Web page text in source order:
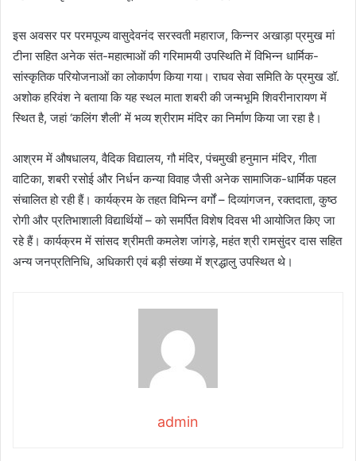
इस अवसर पर परमपूज्य वासुदेवनंद सरस्वती महाराज, किन्नर अखाड़ा प्रमुख मां
टीना सहित अनेक संत-महात्माओं की गरिमामयी उपस्थिति में विभिन्न धार्मिक-
सांस्कृतिक परियोजनाओं का लोकार्पण किया गया। राघव सेवा समिति के प्रमुख डॉ.
अशोक हरिवंश ने बताया कि यह स्थल माता शबरी की जन्मभूमि शिवरीनारायण में
स्थित है, जहां ‘कलिंग शैली’ में भव्य श्रीराम मंदिर का निर्माण किया जा रहा है।
आश्रम में औषधालय, वैदिक विद्यालय, गौ मंदिर, पंचमुखी हनुमान मंदिर, गीता
वाटिका, शबरी रसोई और निर्धन कन्या विवाह जैसी अनेक सामाजिक-धार्मिक पहल
संचालित हो रही हैं। कार्यक्रम के तहत विभिन्न वर्गों – दिव्यांगजन, रक्तदाता, कुष्ठ
रोगी और प्रतिभाशाली विद्यार्थियों – को समर्पित विशेष दिवस भी आयोजित किए जा
रहे हैं। कार्यक्रम में सांसद श्रीमती कमलेश जांगड़े, महंत श्री रामसुंदर दास सहित
अन्य जनप्रतिनिधि, अधिकारी एवं बड़ी संख्या में श्रद्धालु उपस्थित थे।
admin